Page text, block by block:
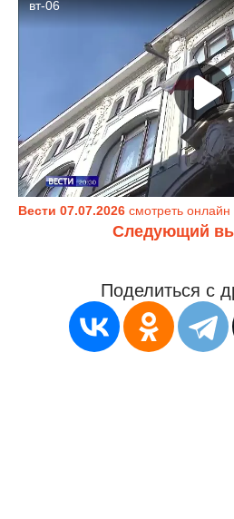
Вести 07.07.2026 смотреть онлайн
Следующий
Поделиться с